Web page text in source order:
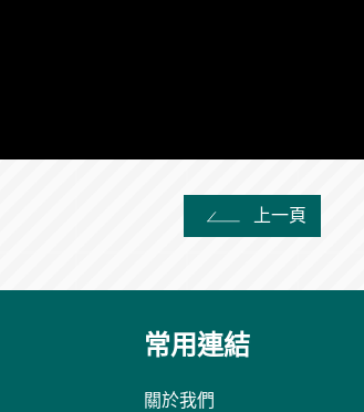
上一頁
常用連結
關於我們